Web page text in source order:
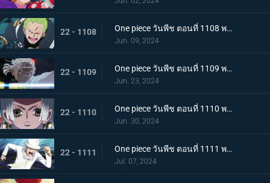
22 - 1108 One piece วันพีช ตอนที่ 1108 พากย์ไทย ไม่เข้าใจ การก่อกบฏของเซราฟิม
Jun. 09, 2024
22 - 1109 One piece วันพีช ตอนที่ 1109 พากย์ไทย การตัดสินใจอันยากลำบาก แนวรบศึกร่วมอันแปลกประหลาด
Jun. 23, 2024
22 - 1110 One piece วันพีช ตอนที่ 1110 พากย์ไทย รอดชีวิต! การต่อสู้ที่อันตรายถึงชีวิตด้วยรูปแบบที่แข็งแกร่งที่สุดของมนุษยชาติ!
Jun. 30, 2024
22 - 1111 One piece วันพีช ตอนที่ 1111 พากย์ไทย โอฮาระที่สอง! ความทะเยอทะยานของผู้บงการ!
Jul. 07, 2024